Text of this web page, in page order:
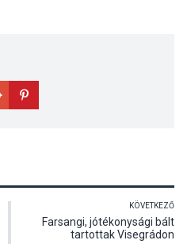
KÖVETKEZŐ
Farsangi, jótékonysági bált
tartottak Visegrádon